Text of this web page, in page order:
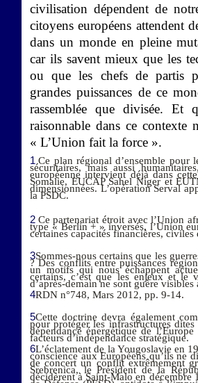
civilisation dépendent de
citoyens européens attendent
dans un monde en pleine
car ils savent mieux que les
ou que les chefs de partis
grandes puissances de ce
rassemblée que divisée. Et
raisonnable dans ce
« L’Union fait la force ».
1 Ce plan régional d’ensemble pour
sécuritaires, mais aussi
européenne intervient déjà dans
Somalie, EUCAP Sahel Niger et
dimensionnées. L’opération Serval
la PSDC.
2 Ce partenariat étroit avec l’Union
type « Berlin + » inversés, l’Union
certaines capacités financières, civiles
3Sommes-nous certains que les
? Des conflits entre puissances
un motifs qui nous échappent
certains, c’est que les enjeux et
d’après-demain ne sont guère
4RDN n°748, Mars 2012, pp. 9-14.
5Cette doctrine devra également
pour protéger les infrastructures
dépendance énergétique de
facteurs d’indépendance stratégique.
6L’éclatement de la Yougoslavie en
conscience aux Européens qu’ils ne
de concert un conflit extrêmement
Srebrenica, le Président de la
décidèrent à Saint-Malo en décembre